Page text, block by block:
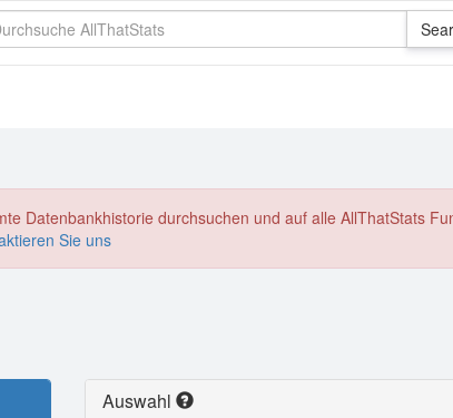
Datenbankhistorie durchsuchen und auf alle AllThatStats
Sie uns
Auswahl